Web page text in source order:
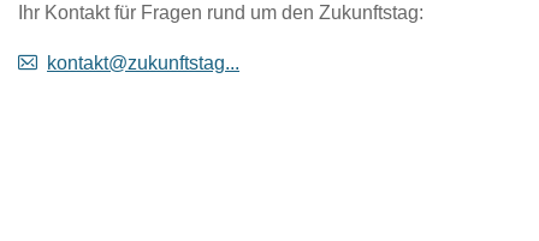
Ihr Kontakt für Fragen rund um den Zukunftstag:
kontakt@zukunftstag...